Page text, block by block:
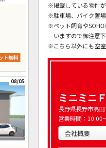
ト無料
08/05
※掲載している物件が
※駐車場、バイク置場
※ペット飼育や
いますので御注意
※こちら以外にも空室
ミニミニ
長野県長野市高
営業時間：10:00
会社概要